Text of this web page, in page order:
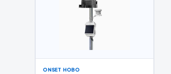
ONSET HOBO